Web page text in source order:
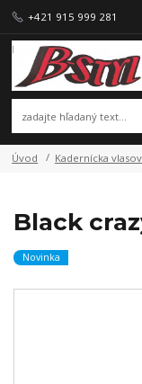
+421 915 999 281
Úvod Kadernícka
Black
Novinka